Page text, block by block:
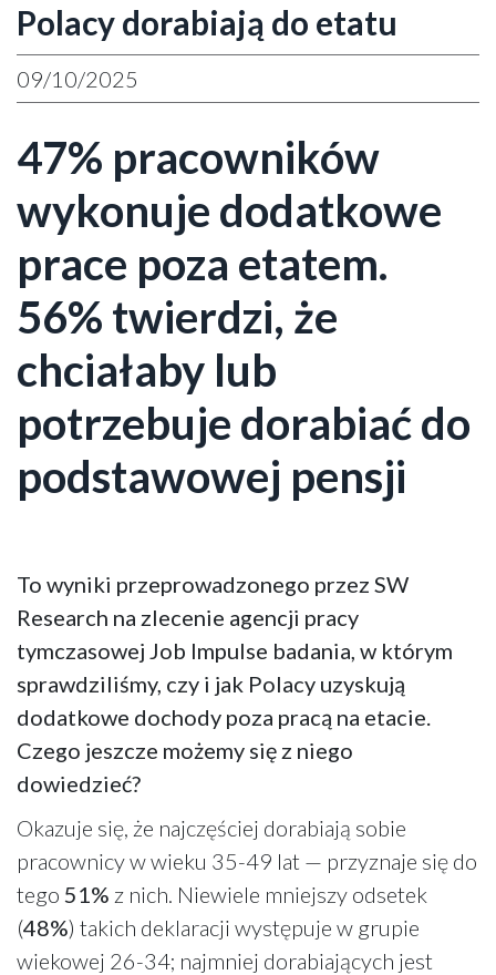
Polacy dorabiają do etatu
09/10/2025
47% pracowników
wykonuje dodatkowe
prace poza etatem.
56% twierdzi, że
chciałaby lub
potrzebuje dorabiać do
podstawowej pensji
To wyniki przeprowadzonego przez SW
Research na zlecenie agencji pracy
tymczasowej Job Impulse badania, w którym
sprawdziliśmy, czy i jak Polacy uzyskują
dodatkowe dochody poza pracą na etacie.
Czego jeszcze możemy się z niego
dowiedzieć?
Okazuje się, że najczęściej dorabiają sobie
pracownicy w wieku 35-49 lat — przyznaje się do
tego 51% z nich. Niewiele mniejszy odsetek
(48%) takich deklaracji występuje w grupie
wiekowej 26-34; najmniej dorabiających jest